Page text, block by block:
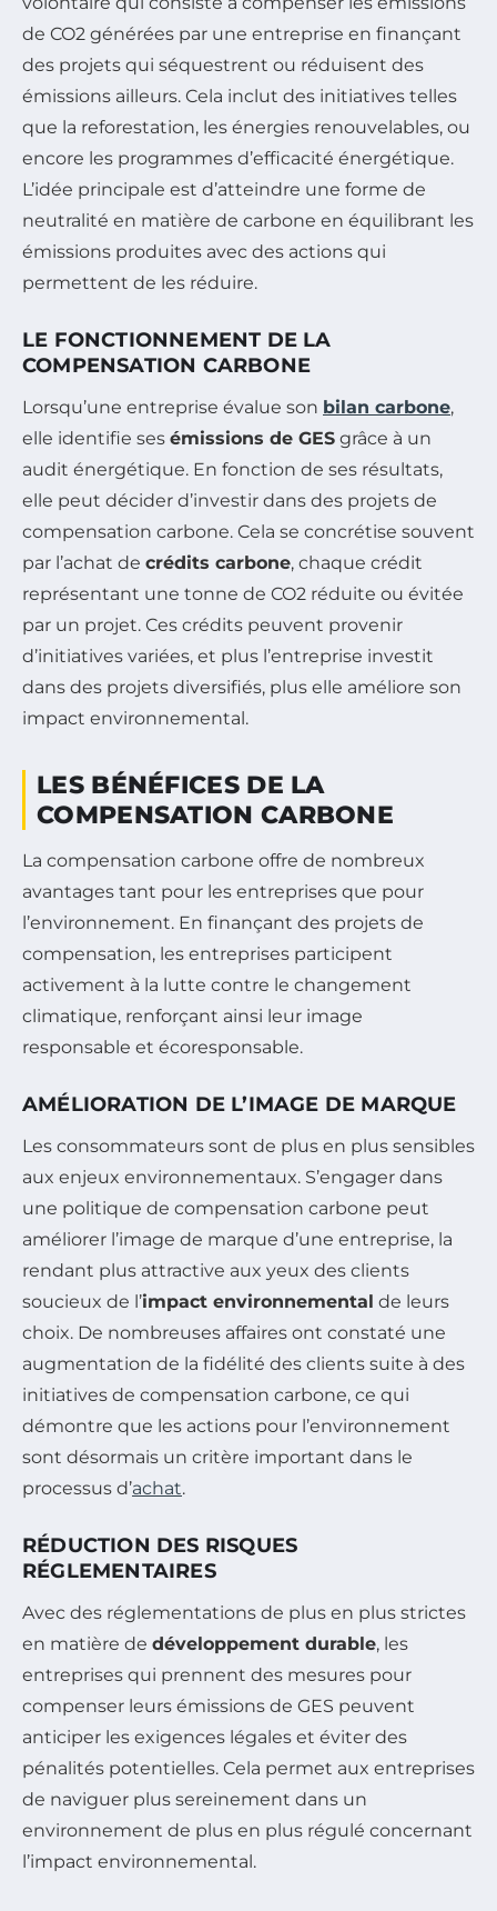
de CO2 générées par une entreprise en finançant
des projets qui séquestrent ou réduisent des
émissions ailleurs. Cela inclut des initiatives telles
que la reforestation, les énergies renouvelables, ou
encore les programmes d’efficacité énergétique.
L’idée principale est d’atteindre une forme de
neutralité en matière de carbone en équilibrant les
émissions produites avec des actions qui
permettent de les réduire.
LE FONCTIONNEMENT DE LA
COMPENSATION CARBONE
Lorsqu’une entreprise évalue son bilan carbone,
elle identifie ses émissions de GES grâce à un
audit énergétique. En fonction de ses résultats,
elle peut décider d’investir dans des projets de
compensation carbone. Cela se concrétise souvent
par l’achat de crédits carbone, chaque crédit
représentant une tonne de CO2 réduite ou évitée
par un projet. Ces crédits peuvent provenir
d’initiatives variées, et plus l’entreprise investit
dans des projets diversifiés, plus elle améliore son
impact environnemental.
LES BÉNÉFICES DE LA
COMPENSATION CARBONE
La compensation carbone offre de nombreux
avantages tant pour les entreprises que pour
l’environnement. En finançant des projets de
compensation, les entreprises participent
activement à la lutte contre le changement
climatique, renforçant ainsi leur image
responsable et écoresponsable.
AMÉLIORATION DE L’IMAGE DE MARQUE
Les consommateurs sont de plus en plus sensibles
aux enjeux environnementaux. S’engager dans
une politique de compensation carbone peut
améliorer l’image de marque d’une entreprise, la
rendant plus attractive aux yeux des clients
soucieux de l’impact environnemental de leurs
choix. De nombreuses affaires ont constaté une
augmentation de la fidélité des clients suite à des
initiatives de compensation carbone, ce qui
démontre que les actions pour l’environnement
sont désormais un critère important dans le
processus d’achat.
RÉDUCTION DES RISQUES
RÉGLEMENTAIRES
Avec des réglementations de plus en plus strictes
en matière de développement durable, les
entreprises qui prennent des mesures pour
compenser leurs émissions de GES peuvent
anticiper les exigences légales et éviter des
pénalités potentielles. Cela permet aux entreprises
de naviguer plus sereinement dans un
environnement de plus en plus régulé concernant
l’impact environnemental.